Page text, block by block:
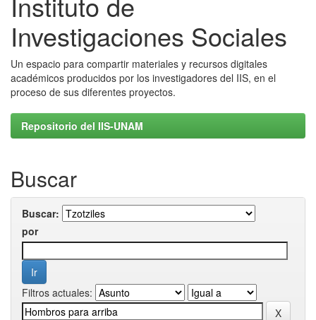
Investigaciones Sociales
Un espacio para compartir materiales y recursos digitales
académicos producidos por los investigadores del IIS, en el
proceso de sus diferentes proyectos.
Repositorio del IIS-UNAM
Buscar
Buscar:
por
Filtros actuales: